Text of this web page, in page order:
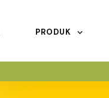
PRODUK